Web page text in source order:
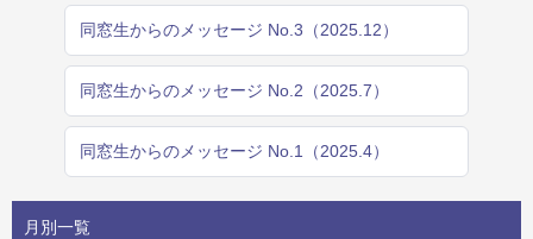
同窓生からのメッセージ No.3（2025.12）
同窓生からのメッセージ No.2（2025.7）
同窓生からのメッセージ No.1（2025.4）
月別一覧